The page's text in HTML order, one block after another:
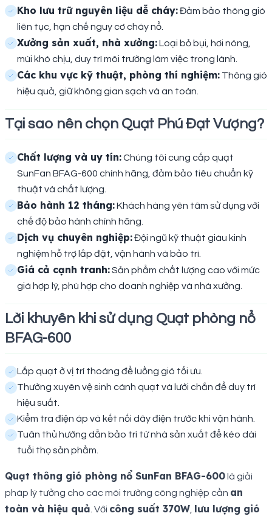
Kho lưu trữ nguyên liệu dễ cháy:Đảm bảo thông gió
liên tục, hạn chế nguy cơ cháy nổ.
Xưởng sản xuất, nhà xưởng:Loại bỏ bụi, hơi nóng,
mùi khó chịu, duy trì môi trường làm việc trong lành.
Các khu vực kỹ thuật, phòng thí nghiệm: Thông gió
hiệu quả, giữ không gian sạch và an toàn.
Tại sao nên chọn Quạt Phú Đạt Vượng?
Chất lượng và uy tín:Chúng tôi cung cấp quạt
SunFan BFAG-600 chính hãng, đảm bảo tiêu chuẩn kỹ
thuật và chất lượng.
Bảo hành 12 tháng:Khách hàng yên tâm sử dụng với
chế độ bảo hành chính hãng.
Dịch vụ chuyên nghiệp:Đội ngũ kỹ thuật giàu kinh
nghiệm hỗ trợ lắp đặt, vận hành và bảo trì.
Giá cả cạnh tranh:Sản phẩm chất lượng cao với mức
giá hợp lý, phù hợp cho doanh nghiệp và nhà xưởng.
Lời khuyên khi sử dụng Quạt phòng nổ
BFAG-600
Lắp quạt ở vị trí thoáng để luồng gió tối ưu.
Thường xuyên vệ sinh cánh quạt và lưới chắn để duy trì
hiệu suất.
Kiểm tra điện áp và kết nối dây điện trước khi vận hành.
Tuân thủ hướng dẫn bảo trì từ nhà sản xuất để kéo dài
tuổi thọ sản phẩm.
Quạt thông gió phòng nổ SunFan BFAG-600 là giải
pháp lý tưởng cho các môi trường công nghiệp cần an
toàn và hiệu quả . Với công suất 370W lưu lượng gió